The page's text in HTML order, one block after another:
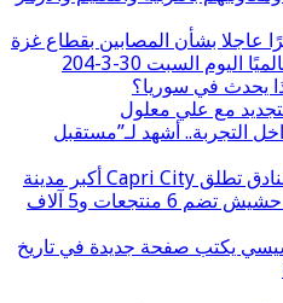
عاجلا بشأن المصابين بقطاع غزة
السبت 30-3-204
يحدث في سوريا؟
مع علي معلول
التجربة.. أشهد لـ”مستقبل
مجموعة بيك الباتروس للفنادق تطلق Capri City أكبر مدينة
سياحية متكاملة في سهل حشيش تضم 6 منتجعات و5 آلاف
يكتب صفحة جديدة في تاريخ